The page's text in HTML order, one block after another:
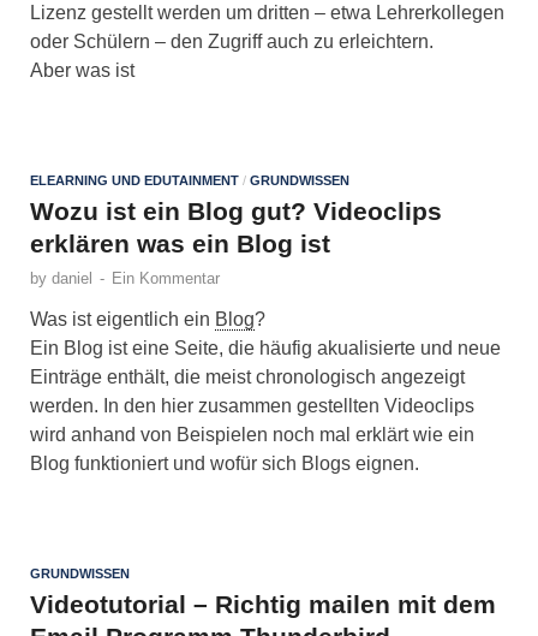
Lizenz gestellt werden um dritten – etwa Lehrerkollegen
oder Schülern – den Zugriff auch zu erleichtern.
Aber was ist
ELEARNING UND EDUTAINMENT / GRUNDWISSEN
Wozu ist ein Blog gut? Videoclips
erklären was ein Blog ist
by daniel - Ein Kommentar
Was ist eigentlich ein Blog?
Ein Blog ist eine Seite, die häufig akualisierte und neue
Einträge enthält, die meist chronologisch angezeigt
werden. In den hier zusammen gestellten Videoclips
wird anhand von Beispielen noch mal erklärt wie ein
Blog funktioniert und wofür sich Blogs eignen.
GRUNDWISSEN
Videotutorial – Richtig mailen mit dem